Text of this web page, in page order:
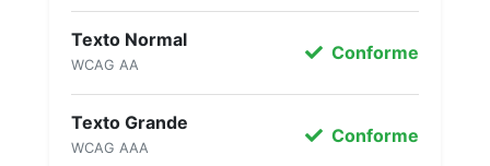
Texto Normal
WCAG AA
Conforme
Texto Grande
WCAG AAA
Conforme